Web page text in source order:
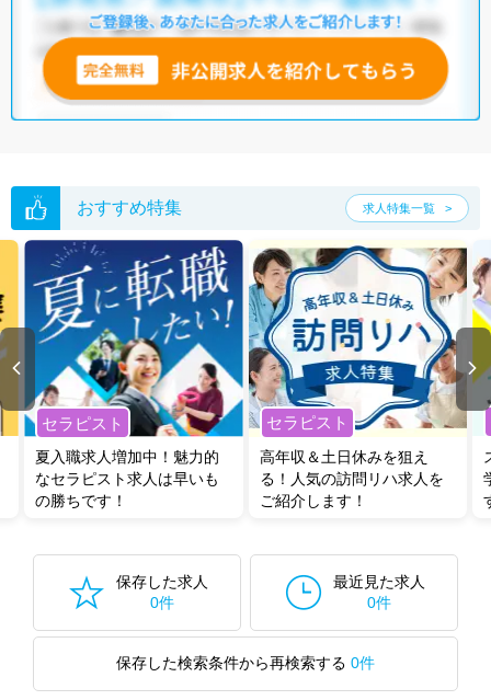
おすすめ特集 求人特集一覧
セラピスト
夏入職求人増加中！魅力的
なセラピスト求人は早いも
の勝ちです！
セラピスト
高年収＆土日休みを狙え
る！人気の訪問リハ求人を
ご紹介します！
保存した求人
0件
最近見た求人
0件
保存した検索条件から再検索する 0件